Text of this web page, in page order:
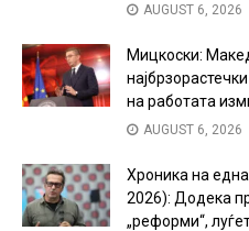
AUGUST 6, 2026
Мицкоски:
на работата
AUGUST 6, 2026
Хроника на
2026): Додека
„реформи“,